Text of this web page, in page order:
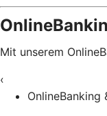
Mit unserem
‹
OnlineBanking